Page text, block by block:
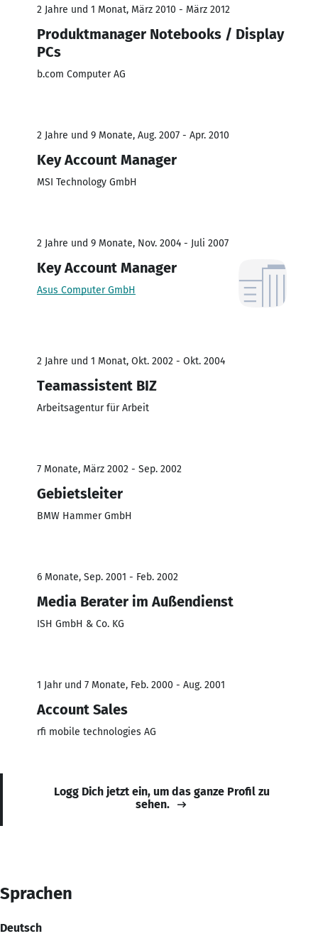
2 Jahre und 1 Monat, März 2010 - März 2012
Produktmanager Notebooks / Display
PCs
b.com Computer AG
2 Jahre und 9 Monate, Aug. 2007 - Apr. 2010
Key Account Manager
MSI Technology GmbH
2 Jahre und 9 Monate, Nov. 2004 - Juli 2007
Key Account Manager
Asus Computer GmbH
2 Jahre und 1 Monat, Okt. 2002 - Okt. 2004
Teamassistent BIZ
Arbeitsagentur für Arbeit
7 Monate, März 2002 - Sep. 2002
Gebietsleiter
BMW Hammer GmbH
6 Monate, Sep. 2001 - Feb. 2002
Media Berater im Außendienst
ISH GmbH & Co. KG
1 Jahr und 7 Monate, Feb. 2000 - Aug. 2001
Account Sales
rfi mobile technologies AG
Logg Dich jetzt ein, um das ganze Profil zu
sehen.
Sprachen
Deutsch